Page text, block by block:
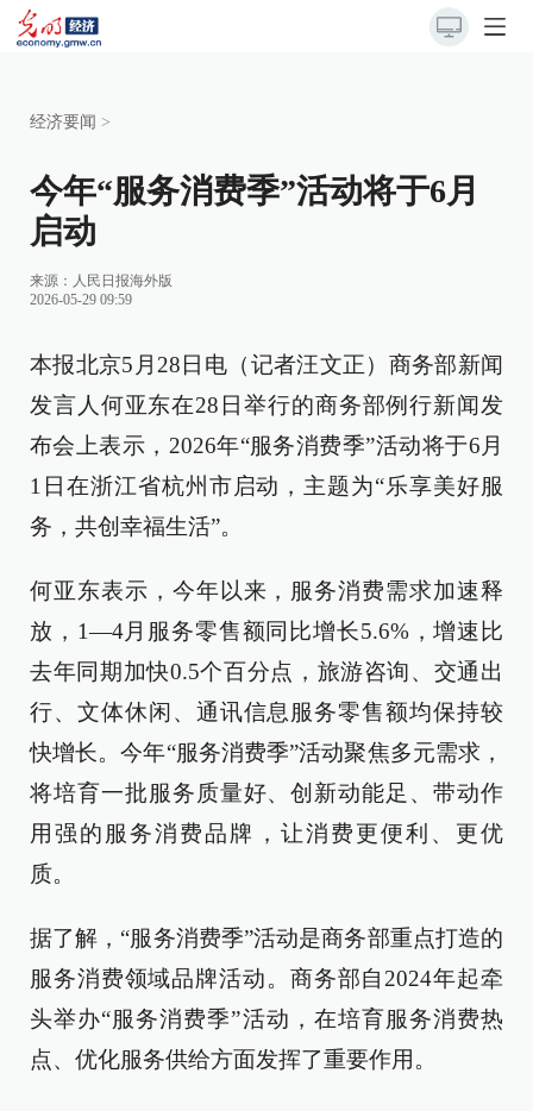
经济要闻 >
今年“服务消费季”活动将于6月
启动
来源： 人民日报海外版
2026-05-29 09:59
本报北京5月28日电（记者汪文正）商务部新闻
发言人何亚东在28日举行的商务部例行新闻发
布会上表示，2026年“服务消费季”活动将于6月
1日在浙江省杭州市启动，主题为“乐享美好服
务，共创幸福生活”。
何亚东表示，今年以来，服务消费需求加速释
放，1—4月服务零售额同比增长5.6%，增速比
去年同期加快0.5个百分点，旅游咨询、交通出
行、文体休闲、通讯信息服务零售额均保持较
快增长。今年“服务消费季”活动聚焦多元需求，
将培育一批服务质量好、创新动能足、带动作
用强的服务消费品牌，让消费更便利、更优
质。
据了解，“服务消费季”活动是商务部重点打造的
服务消费领域品牌活动。商务部自2024年起牵
头举办“服务消费季”活动，在培育服务消费热
点、优化服务供给方面发挥了重要作用。